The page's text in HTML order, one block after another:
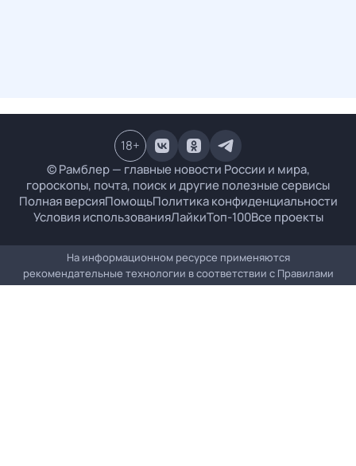
© Рамблер — главные новости России и мира,
гороскопы, почта, поиск и другие полезные сервисы
Полная версияПомощьПолитика конфиденциальности
Условия использованияЛайкиТоп-100Все проекты
18+
На информационном ресурсе применяются
рекомендательные технологии в соответствии с Правилами